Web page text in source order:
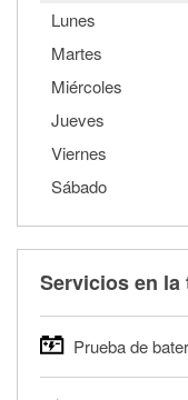
Lunes
Martes
Miércoles
Jueves
Viernes
Sábado
Servicios en la
Prueba de